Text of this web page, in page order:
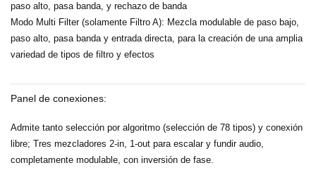
paso alto, pasa banda, y rechazo de banda
Modo Multi Filter (solamente Filtro A): Mezcla modulable de paso bajo,
paso alto, pasa banda y entrada directa, para la creación de una amplia
variedad de tipos de filtro y efectos
Panel de conexiones:
Admite tanto selección por algoritmo (selección de 78 tipos) y conexión
libre; Tres mezcladores 2-in, 1-out para escalar y fundir audio,
completamente modulable, con inversión de fase.